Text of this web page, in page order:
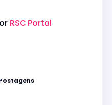
RSC Portal